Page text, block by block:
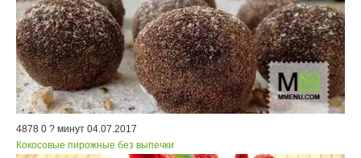
4878 0 ? минут 04.07.2017
Кокосовые пирожные без выпечки